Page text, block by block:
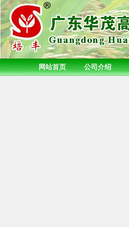
网站首页 公司介绍